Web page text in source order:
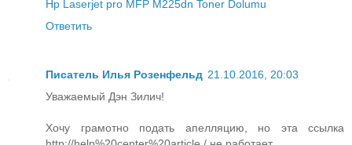
Hp Laserjet pro MFP M225dn Toner Dolumu
Ответить
Писатель Илья Розенфельд 21.10.2016, 20:03
Уважаемый Дэн Зилич!
Хочу грамотно подать апелляцию, но эта ссылка